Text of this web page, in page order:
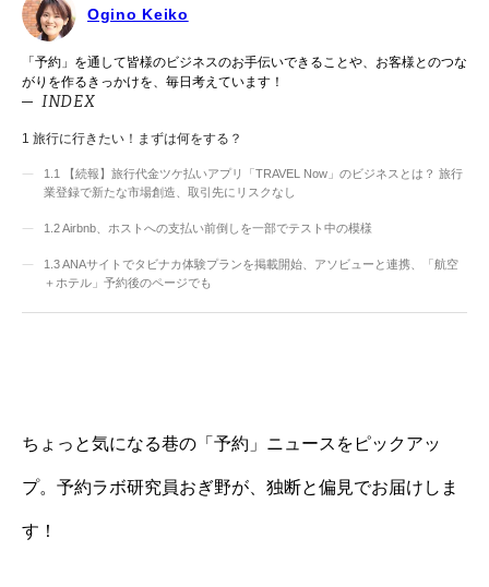
Ogino Keiko
「予約」を通して皆様のビジネスのお手伝いできることや、お客様とのつな
がりを作るきっかけを、毎日考えています！
INDEX
1 旅行に行きたい！まずは何をする？
1.1
【続報】旅行代金ツケ払いアプリ「TRAVEL Now」のビジネスとは？ 旅行
業登録で新たな市場創造、取引先にリスクなし
1.2Airbnb、ホストへの支払い前倒しを一部でテスト中の模様
1.3ANAサイトでタビナカ体験プランを掲載開始、アソビューと連携、「航空
＋ホテル」予約後のページでも
ちょっと気になる巷の「予約」ニュースをピックアッ
プ。予約ラボ研究員おぎ野が、独断と偏見でお届けしま
す！